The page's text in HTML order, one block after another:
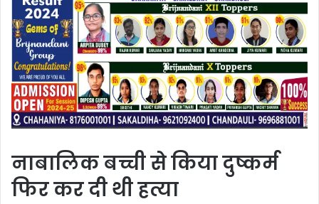
नाबालिक बच्ची से किया दुष्कर्म
फिर कर दी थी हत्या